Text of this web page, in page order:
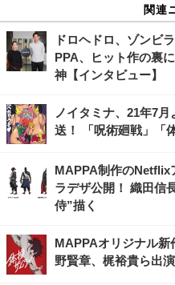
関連
ドロヘドロ、ゾンビ
PPA、ヒット作の裏
神【インタビュー】
ノイタミナ、21年7
送！ 「呪術廻戦」「
MAPPA制作のNetflix
ラデザ公開！ 織田信
侍”描く
MAPPAオリジナル新
野賢章、梶裕貴ら出